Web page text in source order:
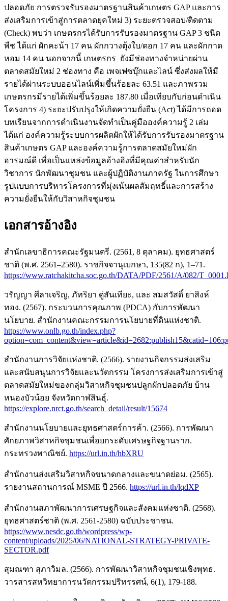
ปลอดภัย การตรวจรับรองมาตรฐานสินค้าเกษตร GAP และการ
ส่งเสริมการเข้าสู่การตลาดยุคใหม่ 3) ระยะตรวจสอบ/ติดตาม
(Check) พบว่า เกษตรกรได้รับการรับรองมาตรฐาน GAP 3 ชนิด
พืช ได้แก่ ผักคะน้า 17 คน ผักกวางตุ้งใบ/ดอก 17 คน และผักกาด
หอม 14 คน นอกจากนี้ เกษตรกร ยังมีช่องทางจำหน่ายผ่าน
ตลาดสมัยใหม่ 2 ช่องทาง คือ เพจเฟซบุ๊กและไลน์ ซึ่งส่งผลให้มี
รายได้ผ่านระบบออนไลน์เพิ่มขึ้นร้อยละ 63.51 และภาพรวม
เกษตรกรมีรายได้เพิ่มขึ้นร้อยละ 187.80 เมื่อเทียบกับก่อนดำเนิน
โครงการ 4) ระยะปรับปรุงให้เกิดความยั่งยืน (Act) ได้มีการถอด
บทเรียนจากการดำเนินงานจัดทำเป็นคู่มือองค์ความรู้ 2 เล่ม
ได้แก่ องค์ความรู้ระบบการผลิตผักให้ได้รับการรับรองมาตรฐาน
สินค้าเกษตร GAP และองค์ความรู้การตลาดสมัยใหม่ผัก
อารมณ์ดี เพื่อเป็นแหล่งข้อมูลอ้างอิงที่มีคุณค่าสำหรับนัก
วิชาการ นักพัฒนาชุมชน และผู้ปฏิบัติงานภาครัฐ ในการศึกษา
รูปแบบการบริหารโครงการที่มุ่งเน้นผลสัมฤทธิ์และการสร้าง
ความยั่งยืนให้กับวิสาหกิจชุมชน
เอกสารอ้างอิง
สำนักเลขาธิการคณะรัฐมนตรี. (2561, 8 ตุลาคม). ยุทธศาสตร์
ชาติ (พ.ศ. 2561–2580). ราชกิจจานุเบกษา, 135(82 ก), 1–71.
https://www.ratchakitcha.soc.go.th/DATA/PDF/2561/A/082/
วรัญญา ศีลาเจริญ, ภัทริยา ดู่สันเทียะ, และ สมสวัสดิ์ ยาสิงห์
ทอง. (2567). กระบวนการคุณภาพ (PDCA) กับการพัฒนา
นโยบาย. สำนักงานคณะกรรมการนโยบายที่ดินแห่งชาติ.
https://www.onlb.go.th/index.php?
สำนักงานการวิจัยแห่งชาติ. (2566). รายงานกิจกรรมส่งเสริม
และสนับสนุนการวิจัยและนวัตกรรม โครงการส่งเสริมการเข้าสู่
ตลาดสมัยใหม่ของกลุ่มวิสาหกิจชุมชนปลูกผักปลอดภัย บ้าน
หนองบัวน้อย จังหวัดกาฬสินธุ์.
https://explore.nrct.go.th/search_detail/result/15674
สำนักงานนโยบายและยุทธศาสตร์การค้า. (2566). การพัฒนา
ศักยภาพวิสาหกิจชุมชนเพื่อยกระดับเศรษฐกิจฐานราก.
กระทรวงพาณิชย์. https://url.in.th/hbXRU
สำนักงานส่งเสริมวิสาหกิจขนาดกลางและขนาดย่อม. (2565).
รายงานสถานการณ์ MSME ปี 2566. https://url.in.th/lqdXP
สำนักงานสภาพัฒนาการเศรษฐกิจและสังคมแห่งชาติ. (2568).
ยุทธศาสตร์ชาติ (พ.ศ. 2561-2580) ฉบับประชาชน.
https://www.nesdc.go.th/wordpress/wp-
content/uploads/2025/06/NATIONAL-STRATEGY-PRIVATE-
SECTOR.pdf
สุมณฑา สุภาวิมล. (2566). การพัฒนาวิสาหกิจชุมชนเชิงพุทธ.
วารสารสหวิทยาการนวัตกรรมปริทรรศน์, 6(1), 179-188.